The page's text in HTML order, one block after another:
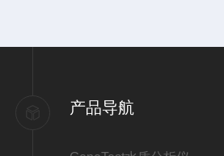
产品导航